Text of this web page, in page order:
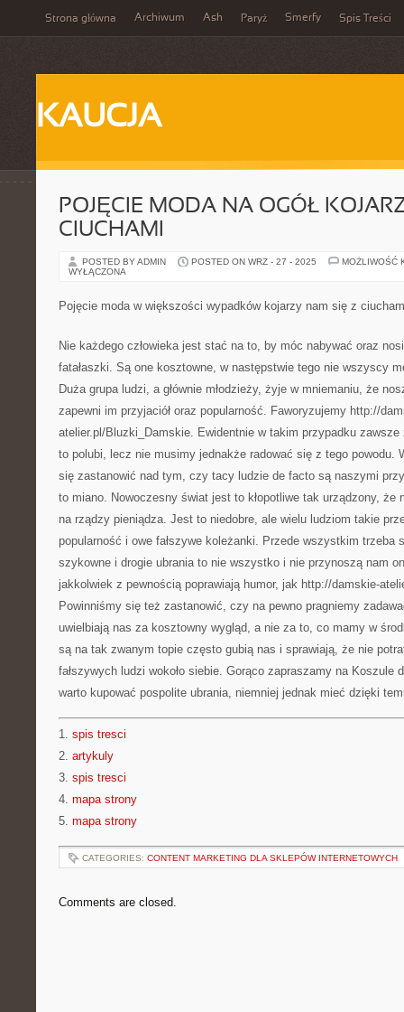
Strona główna Archiwum Ash Paryż Smerfy Spis Treści
KAUCJA
POJĘCIE MODA NA OGÓŁ
CIUCHAMI
POSTED BY ADMIN POSTED ON WRZ - 27 - 2025
MOŻLIWOŚĆ
WYŁĄCZONA
Pojęcie moda w większości wypadków kojarzy nam się z
Nie każdego człowieka jest stać na to, by móc nabywać oraz
fatałaszki. Są one kosztowne, w następstwie tego nie wszyscy
Duża grupa ludzi, a głównie młodzieży, żyje w mniemaniu, że
zapewni im przyjaciół oraz popularność. Faworyzujemy http://
atelier.pl/Bluzki_Damskie. Ewidentnie w takim przypadku
to polubi, lecz nie musimy jednakże radować się z tego powodu.
się zastanowić nad tym, czy tacy ludzie de facto są naszymi
to miano. Nowoczesny świat jest to kłopotliwe tak urządzony, że
na rządzy pieniądza. Jest to niedobre, ale wielu ludziom takie
popularność i owe fałszywe koleżanki. Przede wszystkim trzeba
szykowne i drogie ubrania to nie wszystko i nie przynoszą nam
jakkolwiek z pewnością poprawiają humor, jak http://damskie-
Powinniśmy się też zastanowić, czy na pewno pragniemy
uwielbiają nas za kosztowny wygląd, a nie za to, co mamy w
są na tak zwanym topie często gubią nas i sprawiają, że nie
fałszywych ludzi wokoło siebie. Gorąco zapraszamy na Koszule
warto kupować pospolite ubrania, niemniej jednak mieć dzięki
1. spis tresci
2. artykuly
3. spis tresci
4. mapa strony
5. mapa strony
CATEGORIES: CONTENT MARKETING DLA SKLEPÓW INTERNETOWYCH
Comments are closed.